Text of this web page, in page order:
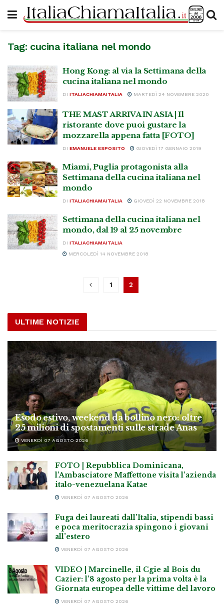
Tag: cucina italiana nel mondo
Hong Kong: al via la Settimana della
cucina italiana nel mondo
DI ITALIACHIAMAITALIA MARTEDÌ 24 NOVEMBRE 2020
THE MAST ARRIVA IN ASIA | Il
ristorante dove puoi gustare la
mozzarella appena fatta [FOTO]
DI EMANUELE ESPOSITO GIOVEDÌ 17 GENNAIO 2019
Miami, Puglia protagonista alla
Settimana della cucina italiana nel
mondo
DI ITALIACHIAMAITALIA GIOVEDÌ 22 NOVEMBRE 2018
Settimana della cucina italiana nel
mondo, dal 19 al 25 novembre
DI ITALIACHIAMAITALIA
MERCOLEDÌ 14 NOVEMBRE 2018
1 2
ULTIME NOTIZIE
Esodo estivo, weekend da bollino nero: oltre
25 milioni di spostamenti sulle strade Anas
VENERDÌ 07 AGOSTO 2026
FOTO | Repubblica Dominicana,
l’Ambasciatore Maffettone visita l’azienda
italo-venezuelana Katae
VENERDÌ 07 AGOSTO 2026
Fuga dei laureati dall’Italia, stipendi bassi
e poca meritocrazia spingono i giovani
all’estero
VENERDÌ 07 AGOSTO 2026
VIDEO | Marcinelle, il Cgie al Bois du
Cazier: l’8 agosto per la prima volta è la
Giornata europea delle vittime del lavoro
VENERDÌ 07 AGOSTO 2026